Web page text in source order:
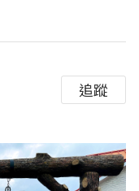
追蹤